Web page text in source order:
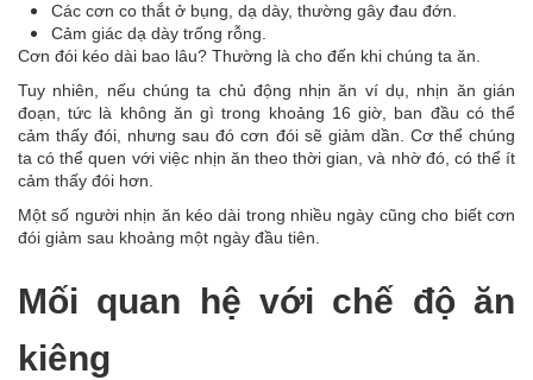
Các cơn co thắt ở bụng, dạ dày, thường gây đau đớn.
Cảm giác dạ dày trống rỗng.
Cơn đói kéo dài bao lâu? Thường là cho đến khi chúng ta ăn.
Tuy nhiên, nếu chúng ta chủ động nhịn ăn ví dụ, nhịn ăn gián
đoạn, tức là không ăn gì trong khoảng 16 giờ, ban đầu có thể
cảm thấy đói, nhưng sau đó cơn đói sẽ giảm dần. Cơ thể chúng
ta có thể quen với việc nhịn ăn theo thời gian, và nhờ đó, có thể ít
cảm thấy đói hơn.
Một số người nhịn ăn kéo dài trong nhiều ngày cũng cho biết cơn
đói giảm sau khoảng một ngày đầu tiên.
Mối quan hệ với chế độ ăn
kiêng